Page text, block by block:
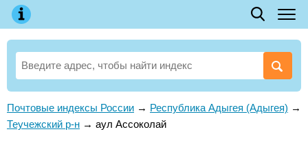
Почтовые индексы России → Республика Адыгея (Адыгея) →
Теучежский р-н → аул Ассоколай